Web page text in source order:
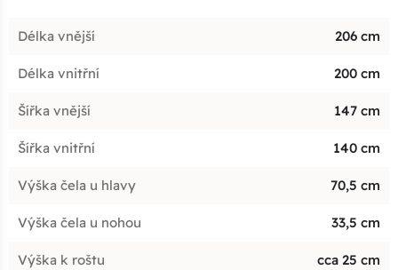
Délka vnější 206 cm
Délka vnitřní 200 cm
Šířka vnější 147 cm
Šířka vnitřní 140 cm
Výška čela u hlavy 70,5 cm
Výška čela u nohou 33,5 cm
Výška k roštu cca 25 cm